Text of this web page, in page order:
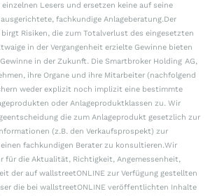
Lesers und ersetzen keine auf seine
fachkundige Anlageberatung.Der
Risiken, die zum Totalverlust des eingesetzten
in der Vergangenheit erzielte Gewinne bieten
in der Zukunft. Die Smartbroker Holding AG,
ihre Organe und ihre Mitarbeiter (nachfolgend
weder explizit noch implizit eine bestimmte
oder Anlageproduktklassen zu. Wir
die zum Anlageprodukt gesetzlich zur
(z.B. den Verkaufsprospekt) zur
fachkundigen Berater zu konsultieren.Wir
für die Aktualität, Richtigkeit, Angemessenheit,
der auf wallstreetONLINE zur Verfügung gestellten
die bei wallstreetONLINE veröffentlichten Inhalte